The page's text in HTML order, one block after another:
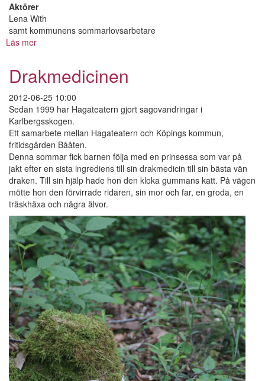
Aktörer
Lena With
samt kommunens sommarlovsarbetare
Läs mer
piratskatten
Drakmedicinen
2012-06-25 10:00
Sedan 1999 har Hagateatern gjort sagovandringar i
Karlbergsskogen.
Ett samarbete mellan Hagateatern och Köpings kommun,
fritidsgården Bååten.
Denna sommar fick barnen följa med en prinsessa som var på
jakt efter en sista ingrediens till sin drakmedicin till sin bästa vän
draken. Till sin hjälp hade hon den kloka gummans katt. På vägen
mötte hon den förvirrade ridaren, sin mor och far, en groda, en
träskhäxa och några älvor.